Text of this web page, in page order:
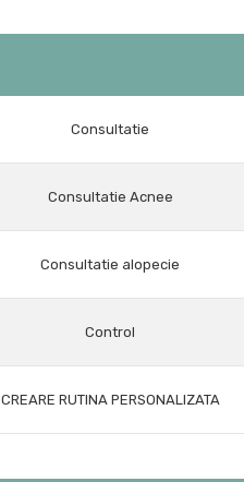
Consultatie
Consultatie Acnee
Consultatie alopecie
Control
CREARE RUTINA PERSONALIZATA